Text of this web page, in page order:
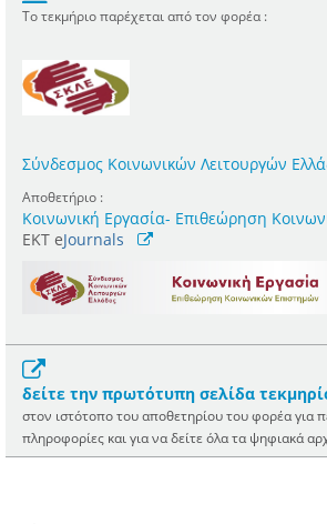
Το τεκμήριο παρέχεται από τον φορέα :
Σύνδεσμος Κοινωνικών Λειτουργών
Αποθετήριο :
Κοινωνική Εργασία- Επιθεώρηση
ΕΚΤ eJournals
δείτε την πρωτότυπη σελίδα
στον ιστότοπο του αποθετηρίου του φορέα για
πληροφορίες και για να δείτε όλα τα ψηφιακά